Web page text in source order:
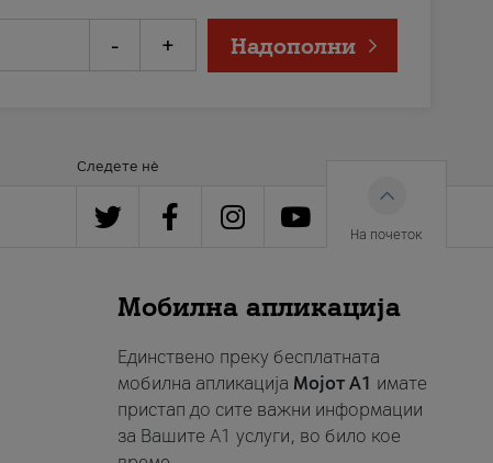
- + Надополни
Следете нè
На почеток
Мобилна апликација
Единствено преку бесплатната
мобилна апликација Мојот A1 имате
пристап до сите важни информации
за Вашите A1 услуги, во било кое